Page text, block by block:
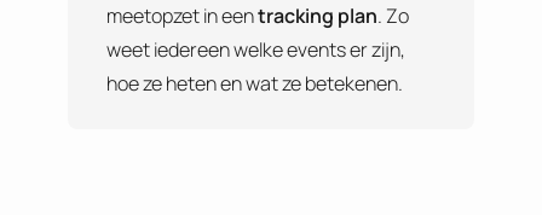
meetopzet in eentracking plan. Zo
weet iedereen welke events er zijn,
hoe ze heten en wat ze betekenen.